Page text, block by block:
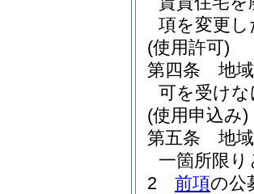
項を変更
(使用許可)
第四条
地
可を受け
(使用申込み)
第五条
地
一箇所限
2
前項の公